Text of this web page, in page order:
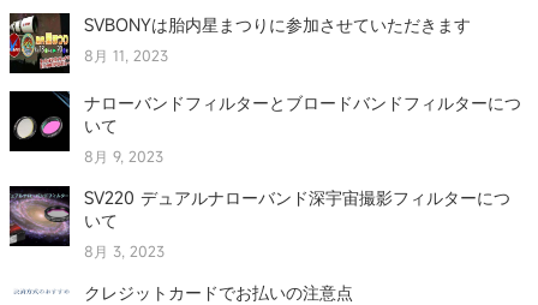
SVBONYは胎内星まつりに参加させていただきます
8月 11, 2023
ナローバンドフィルターとブロードバンドフィルターにつ
いて
8月 9, 2023
SV220 デュアルナローバンド深宇宙撮影フィルターにつ
いて
8月 3, 2023
クレジットカードでお払いの注意点